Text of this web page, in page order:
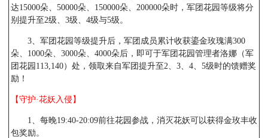
达15000朵、50000朵、150000朵、200000朵时，军团花园等级将分
别提升至2级、3级、4级与5级。
3、军团花园等级提升后，军团成员累计收获鎏金玫瑰满300
朵、1000朵、3000朵、4000朵后，即可于军团花园管理者洛娜（军
团花园113,140）处，领取来自军团提升至2、3、4、5级时的馈赠奖
励！
【守护·花妖入侵】
1、每晚19:40-20:09前往花园参战，消灭花妖可以获得金玫丰收
包奖励。